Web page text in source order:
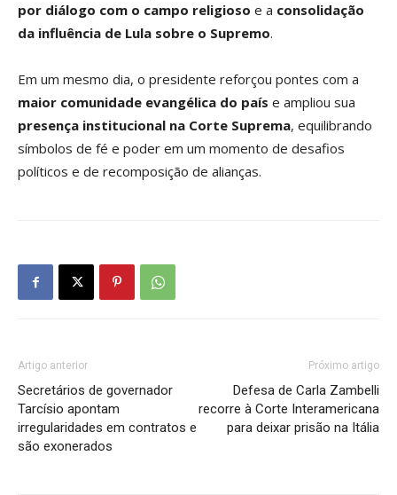
por diálogo com o campo religioso e a consolidação
da influência de Lula sobre o Supremo.
Em um mesmo dia, o presidente reforçou pontes com a
maior comunidade evangélica do país e ampliou sua
presença institucional na Corte Suprema, equilibrando
símbolos de fé e poder em um momento de desafios
políticos e de recomposição de alianças.
Artigo anterior
Secretários de governador
Tarcísio apontam
irregularidades em contratos e
são exonerados
Próximo artigo
Defesa de Carla Zambelli
recorre à Corte Interamericana
para deixar prisão na Itália